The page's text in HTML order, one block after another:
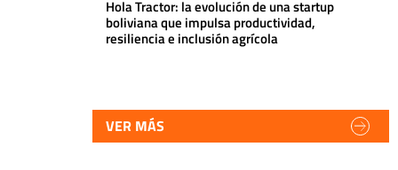
Hola Tractor: la evolución de una startup
boliviana que impulsa productividad,
resiliencia e inclusión agrícola
VER MÁS